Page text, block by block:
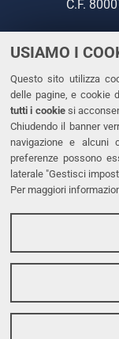
USIAMO I
Questo sito utilizza
delle pagine, e cookie
tutti i cookiesi
Chiudendo il banner
navigazione e alcuni
preferenze possono
laterale "Gestisci
Per maggiori
C.F.
CONTATTI
Tel. +39
Fax. +39
PEC
LINKS